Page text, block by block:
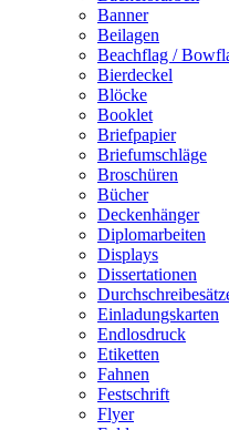
Banner
Beilagen
Beachflag /
Bierdeckel
Blöcke
Booklet
Briefpapier
Briefumschläge
Broschüren
Bücher
Deckenhänger
Diplomarbeiten
Displays
Dissertationen
Einladungskarten
Endlosdruck
Etiketten
Fahnen
Festschrift
Flyer